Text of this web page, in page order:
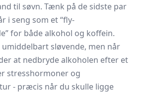
til søvn. Tænk på de sidste par
i seng som et “fly-
for både alkohol og koffein.
sløvende, men når
at nedbryde alkoholen efter et
stresshormoner og
- præcis når du skulle ligge